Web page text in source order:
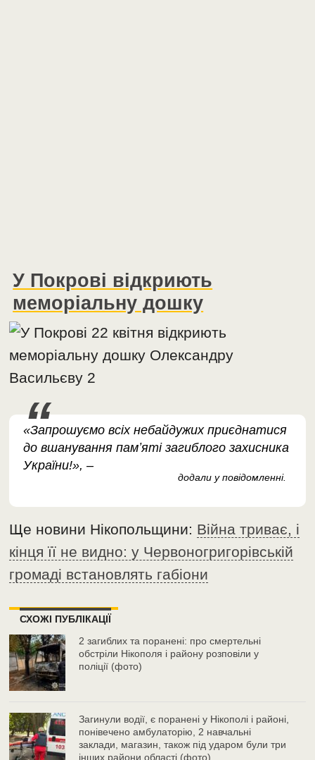
У Покрові відкриють
меморіальну дошку
«Запрошуємо всіх небайдужих приєднатися
до вшанування памʼяті загиблого захисника
України!», –
додали у повідомленні.
Ще новини Нікопольщини: Війна триває, і
кінця її не видно: у Червоногригорівській
громаді встановлять габіони
СХОЖІ ПУБЛІКАЦІЇ
2 загиблих та поранені: про смертельні
обстріли Нікополя і району розповіли у
поліції (фото)
Загинули водії, є поранені у Нікополі і районі,
понівечено амбулаторію, 2 навчальні
заклади, магазин, також під ударом були три
інших райони області (фото)